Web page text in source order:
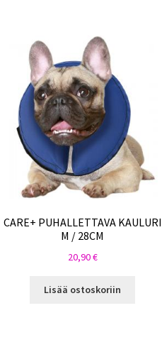
CARE+ PUHALLETTAVA KAULURI
M / 28CM
20,90€
Lisää ostoskoriin